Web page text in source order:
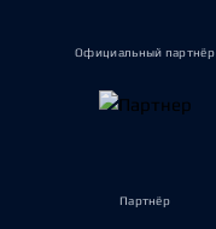
Официальный партнёр
Партнёр